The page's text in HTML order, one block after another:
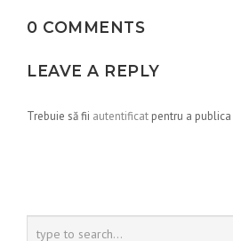
0 COMMENTS
LEAVE A REPLY
Trebuie să fii autentificat pentru a